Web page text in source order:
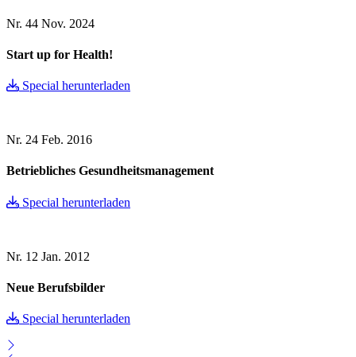
Nr. 44 Nov. 2024
Start up for Health!
Special herunterladen
Nr. 24 Feb. 2016
Betriebliches Gesundheitsmanagement
Special herunterladen
Nr. 12 Jan. 2012
Neue Berufsbilder
Special herunterladen